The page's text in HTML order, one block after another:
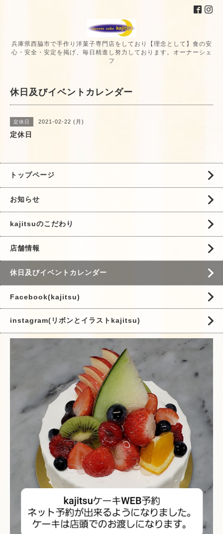
兵庫県西脇市で手作り洋菓子専門店をしており【理念として】食の安
心・安全・安定を掲げ、毎日精進し努力しております。オーナーシェ
フ
休日及びイベントカレンダー
定休日 2021-02-22 (月)
定休日
トップページ
お知らせ
kajitsuのこだわり
店舗情報
休日及びイベントカレンダー
Facebook(kajitsu)
instagram(リボンとイラストkajitsu)